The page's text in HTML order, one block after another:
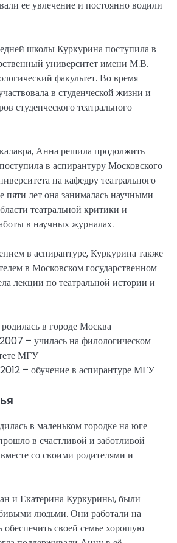
ее увлечение и постоянно водили
школы Куркурина поступила в
университет имени М.В.
факультет. Во время
в студенческой жизни и
студенческого театрального
Анна решила продолжить
в аспирантуру Московского
на кафедру театрального
пяти лет она занималась научными
театральной критики и
в научных журналах.
в аспирантуре, Куркурина также
в Московском государственном
лекции по театральной истории и
в городе Москва
– училась на филологическом
МГУ
– обучение в аспирантуре МГУ
в маленьком городке на юге
в счастливой и заботливой
со своими родителями и
и Екатерина Куркурины, были
людьми. Они работали на
обеспечить своей семье хорошую